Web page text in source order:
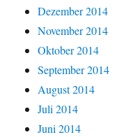
Dezember 2014
November 2014
Oktober 2014
September 2014
August 2014
Juli 2014
Juni 2014